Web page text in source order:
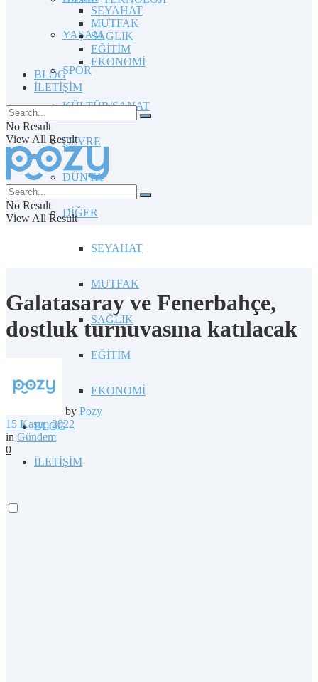
YAŞAM
SPOR
KÜLTÜR/SANAT
ÇEVRE
DÜNYA
DİĞER
SEYAHAT
MUTFAK
SAĞLIK
EĞİTİM
EKONOMİ
BLOG
İLETİŞİM
SEYAHAT
MUTFAK
SAĞLIK
EĞİTİM
EKONOMİ
BLOG
İLETİŞİM
No Result
View All Result
No Result
View All Result
Galatasaray ve Fenerbahçe,
dostluk turnuvasına katılacak
by Pozy
15 Kasım 2022
in Gündem
0